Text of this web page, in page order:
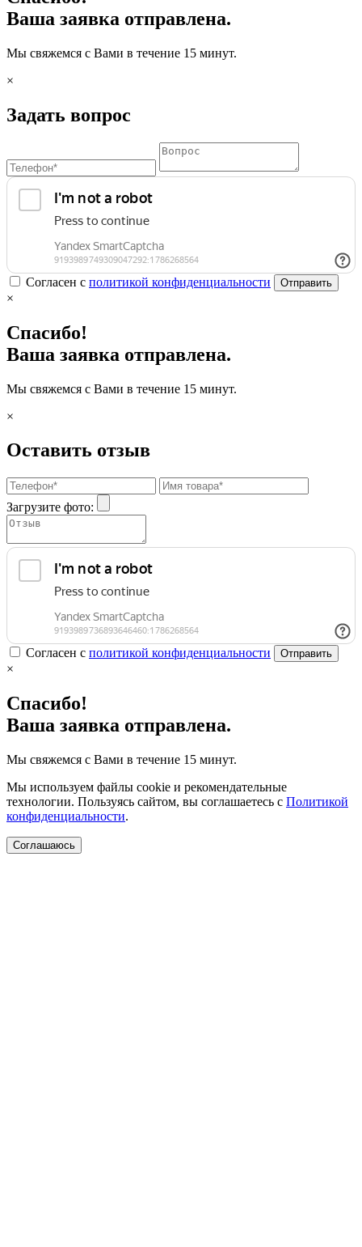
Ваша заявка отправлена.
Мы свяжемся с Вами в течение 15 минут.
×
Задать вопрос
Согласен с политикой конфиденциальности Отправить
×
Спасибо!
Ваша заявка отправлена.
Мы свяжемся с Вами в течение 15 минут.
×
Оставить отзыв
Загрузите фото:
Согласен с политикой конфиденциальности Отправить
×
Спасибо!
Ваша заявка отправлена.
Мы свяжемся с Вами в течение 15 минут.
Мы используем файлы cookie и рекомендательные
технологии. Пользуясь сайтом, вы соглашаетесь с Политикой
конфиденциальности.
Соглашаюсь